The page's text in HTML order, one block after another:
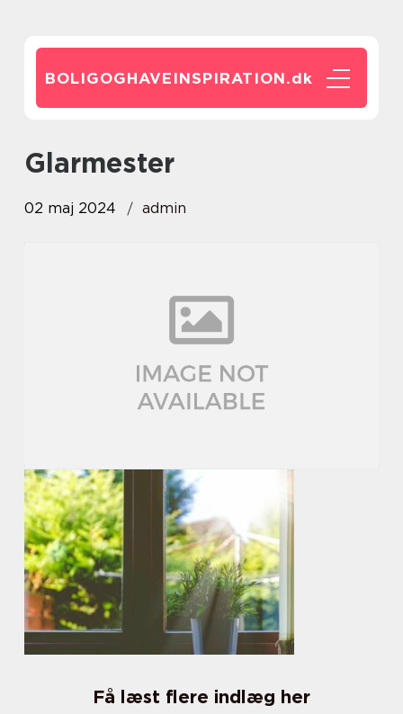
BOLIGOGHAVEINSPIRATION.dk
glarmester
02 maj 2024 admin
Få læst flere indlæg her